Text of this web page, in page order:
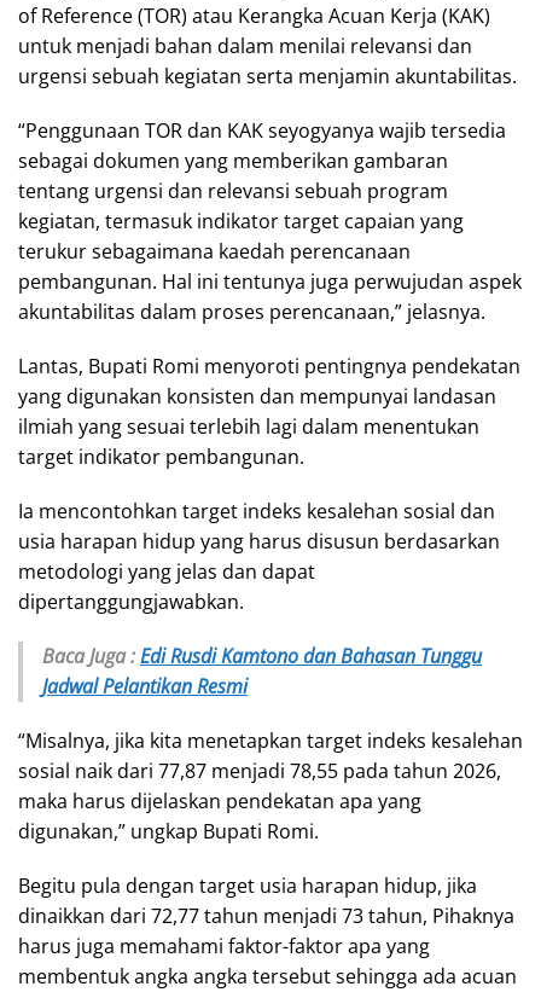
of Reference (TOR) atau Kerangka Acuan Kerja (KAK)
untuk menjadi bahan dalam menilai relevansi dan
urgensi sebuah kegiatan serta menjamin akuntabilitas.
“Penggunaan TOR dan KAK seyogyanya wajib tersedia
sebagai dokumen yang memberikan gambaran
tentang urgensi dan relevansi sebuah program
kegiatan, termasuk indikator target capaian yang
terukur sebagaimana kaedah perencanaan
pembangunan. Hal ini tentunya juga perwujudan aspek
akuntabilitas dalam proses perencanaan,” jelasnya.
Lantas, Bupati Romi menyoroti pentingnya pendekatan
yang digunakan konsisten dan mempunyai landasan
ilmiah yang sesuai terlebih lagi dalam menentukan
target indikator pembangunan.
Ia mencontohkan target indeks kesalehan sosial dan
usia harapan hidup yang harus disusun berdasarkan
metodologi yang jelas dan dapat
dipertanggungjawabkan.
Baca Juga :Edi Rusdi Kamtono dan Bahasan Tunggu
Jadwal Pelantikan Resmi
“Misalnya, jika kita menetapkan target indeks kesalehan
sosial naik dari 77,87 menjadi 78,55 pada tahun 2026,
maka harus dijelaskan pendekatan apa yang
digunakan,” ungkap Bupati Romi.
Begitu pula dengan target usia harapan hidup, jika
dinaikkan dari 72,77 tahun menjadi 73 tahun, Pihaknya
harus juga memahami faktor-faktor apa yang
membentuk angka angka tersebut sehingga ada acuan